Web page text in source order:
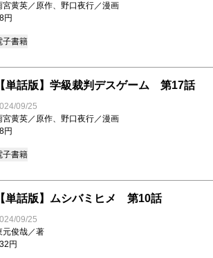
宮黄英／原作、野口夜行／漫画
円
子書籍
【単話版】学級裁判デスゲーム 第17話
09/25
宮黄英／原作、野口夜行／漫画
円
子書籍
【単話版】ムシバミヒメ 第10話
09/25
元俊哉／著
円